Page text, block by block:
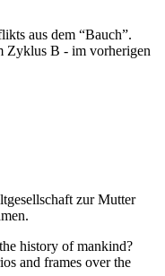
aus dem “Bauch”.
Zyklus B - im vorherigen
zur Mutter
history of mankind?
and frames over the